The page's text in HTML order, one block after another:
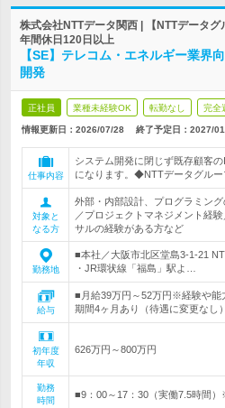
株式会社NTTデータ関西 | 【NTTデータグ
年間休日120日以上
【SE】テレコム・エネルギー業界
開発
正社員 業種未経験OK 転勤なし 完全
情報更新日：2026/07/28 終了予定日： 2027/
仕事内容
システム開発に閉じず既存顧客
になります。◆NTTデータグルー
対象と
なる方
外部・内部設計、プログラミン
／プロジェクトマネジメント経
サルの経験がある方など
勤務地
■本社／大阪市北区堂島3-1-21
・JR環状線「福島」駅よ…
給与
■月給39万円～52万円※経験や
期間4ヶ月あり（待遇に変更なし）
初年度
年収
626万円～800万円
勤務
時間
■9：00～17：30（実働7.5時間